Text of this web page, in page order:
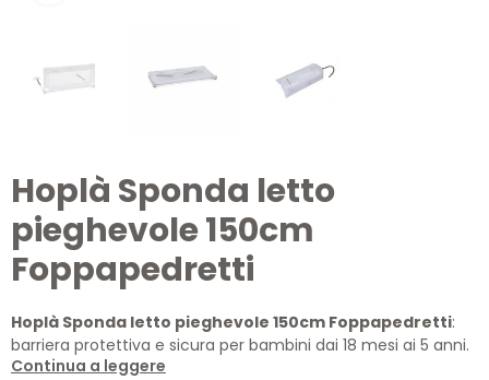
Hoplà Sponda letto
pieghevole 150cm
Foppapedretti
Hoplà Sponda letto pieghevole 150cm Foppapedretti:
barriera protettiva e sicura per bambini dai 18 mesi ai 5 anni.
Facile da fissare sotto il materasso e reclinabile per
Continua a leggere